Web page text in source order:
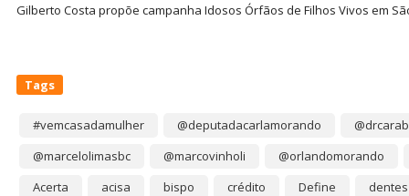
Gilberto Costa propõe campanha Idosos Órfãos de Filhos Vivos em
Tags
#vemcasadamulher @deputadacarlamorando
@marcelolimasbc
@marcovinholi
@orlandomorando
Acerta
acisa bispo crédito Define
dentes